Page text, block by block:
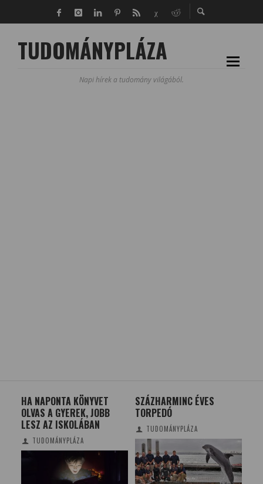
TUDOMÁNYPLÁZA
Napi hírek a tudomány világából.
HA NAPONTA KÖNYVET
OLVAS A GYEREK, JOBB
LESZ AZ ISKOLÁBAN
TUDOMÁNYPLÁZA
SZÁZHARMINC ÉVES
TORPEDÓ
TUDOMÁNYPLÁZA